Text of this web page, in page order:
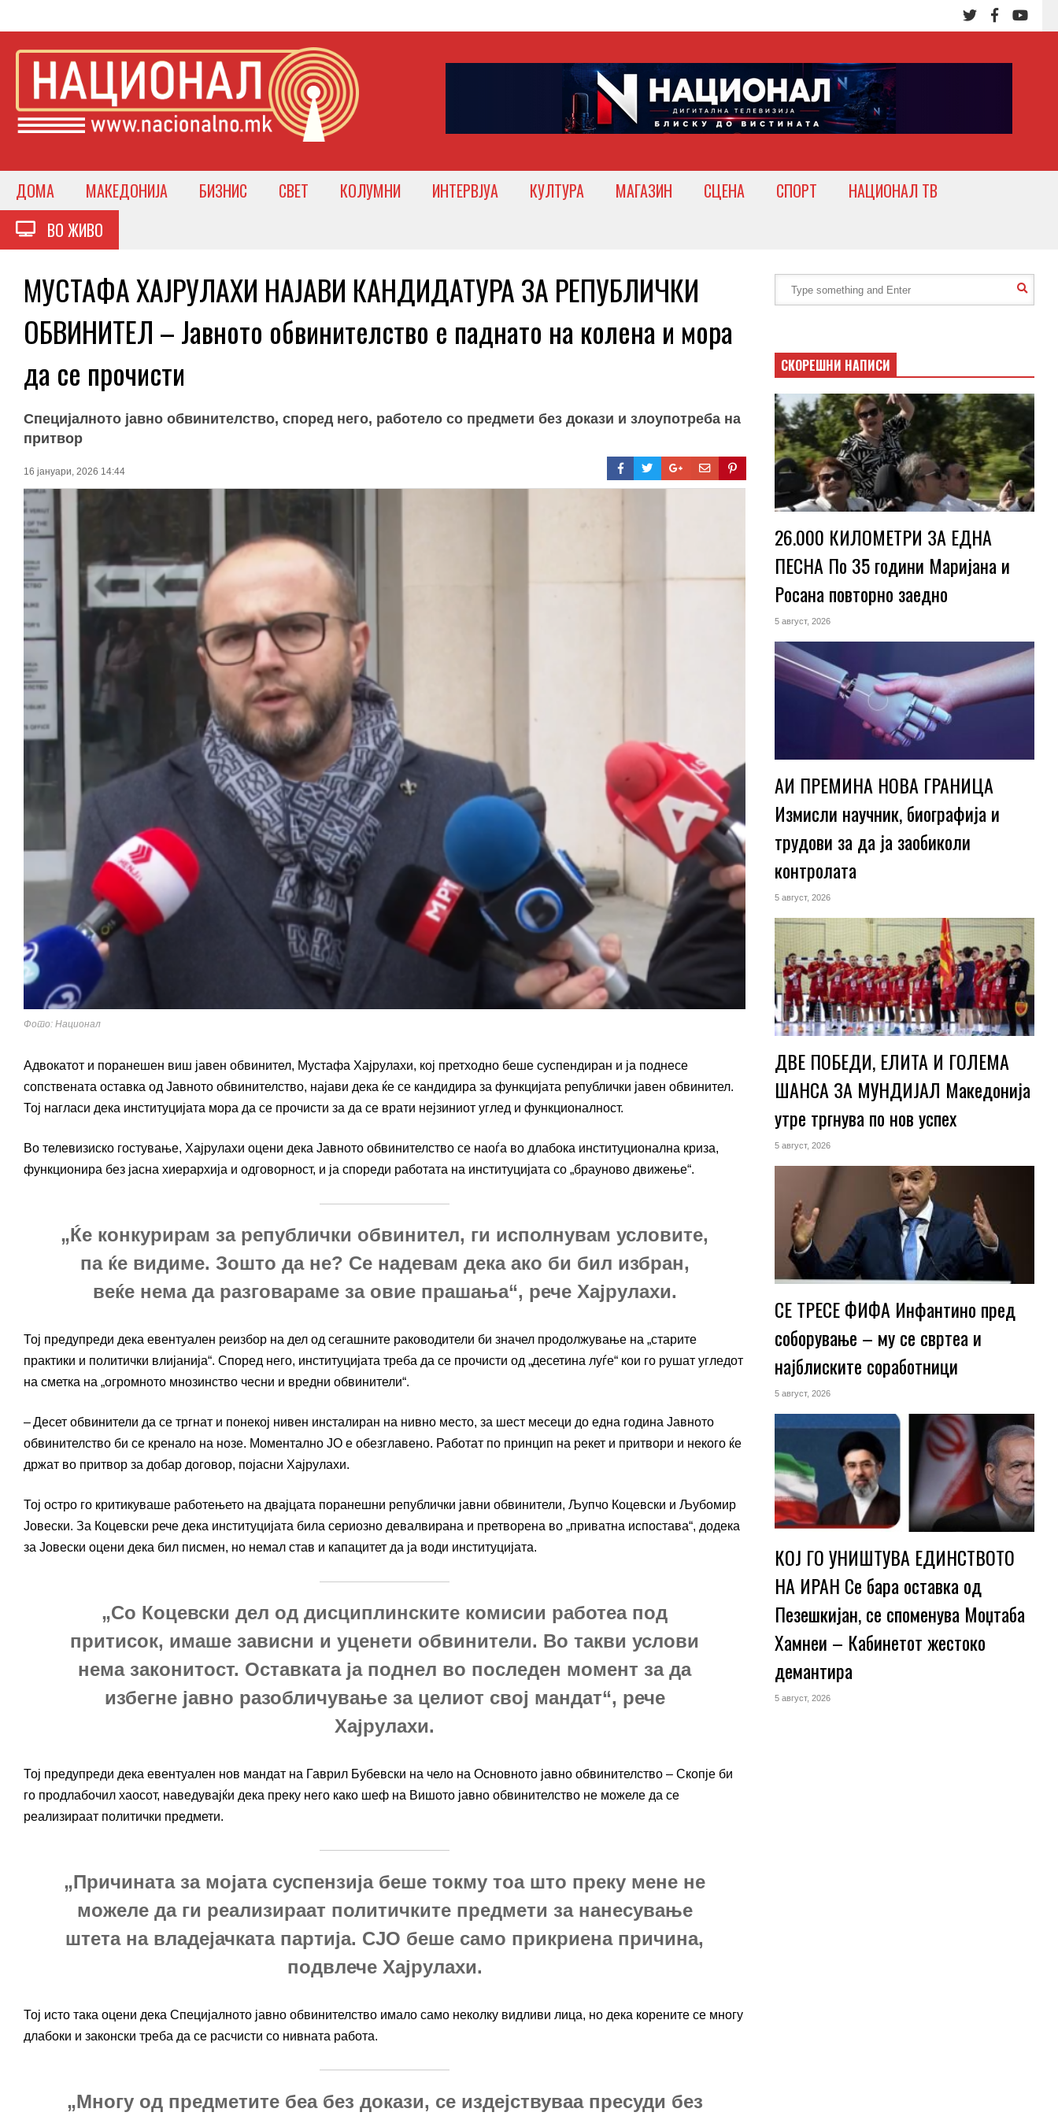
ДОМА МАКЕДОНИЈА БИЗНИС СВЕТ КОЛУМНИ ИНТЕРВЈУА КУЛТУРА МАГАЗИН СЦЕНА СПОРТ
НАЦИОНАЛ ТВ
ВО ЖИВО
МУСТАФА ХАЈРУЛАХИ НАЈАВИ КАНДИДАТУРА ЗА РЕПУБЛИЧКИ
ОБВИНИТЕЛ – Јавното обвинителство е паднато на колена и мора
да се прочисти
Специјалното јавно обвинителство, според него, работело со предмети без докази и злоупотреба на
притвор
16 јануари, 2026 14:44
Фото: Национал
Адвокатот и поранешен виш јавен обвинител, Мустафа Хајрулахи, кој претходно беше суспендиран и ја поднесе
сопствената оставка од Јавното обвинителство, најави дека ќе се кандидира за функцијата републички јавен обвинител.
Тој нагласи дека институцијата мора да се прочисти за да се врати нејзиниот углед и функционалност.
Во телевизиско гостување, Хајрулахи оцени дека Јавното обвинителство се наоѓа во длабока институционална криза,
функционира без јасна хиерархија и одговорност, и ја спореди работата на институцијата со „брауново движење“.
„Ќе конкурирам за републички обвинител, ги исполнувам условите,
па ќе видиме. Зошто да не? Се надевам дека ако би бил избран,
веќе нема да разговараме за овие прашања“, рече Хајрулахи.
Тој предупреди дека евентуален реизбор на дел од сегашните раководители би значел продолжување на „старите
практики и политички влијанија“. Според него, институцијата треба да се прочисти од „десетина луѓе“ кои го рушат угледот
на сметка на „огромното мнозинство чесни и вредни обвинители“.
– Десет обвинители да се тргнат и понекој нивен инсталиран на нивно место, за шест месеци до една година Јавното
обвинителство би се кренало на нозе. Моментално ЈО е обезглавено. Работат по принцип на рекет и притвори и некого ќе
држат во притвор за добар договор, појасни Хајрулахи.
Тој остро го критикуваше работењето на двајцата поранешни републички јавни обвинители, Љупчо Коцевски и Љубомир
Јовески. За Коцевски рече дека институцијата била сериозно девалвирана и претворена во „приватна испостава“, додека
за Јовески оцени дека бил писмен, но немал став и капацитет да ја води институцијата.
„Со Коцевски дел од дисциплинските комисии работеа под
притисок, имаше зависни и уценети обвинители. Во такви услови
нема законитост. Оставката ја поднел во последен момент за да
избегне јавно разобличување за целиот свој мандат“, рече
Хајрулахи.
Тој предупреди дека евентуален нов мандат на Гаврил Бубевски на чело на Основното јавно обвинителство – Скопје би
го продлабочил хаосот, наведувајќи дека преку него како шеф на Вишото јавно обвинителство не можеле да се
реализираат политички предмети.
„Причината за мојата суспензија беше токму тоа што преку мене не
можеле да ги реализираат политичките предмети за нанесување
штета на владејачката партија. СЈО беше само прикриена причина,
подвлече Хајрулахи.
Тој исто така оцени дека Специјалното јавно обвинителство имало само неколку видливи лица, но дека корените се многу
длабоки и законски треба да се расчисти со нивната работа.
„Многу од предметите беа без докази, се издејствуваа пресуди без
СКОРЕШНИ НАПИСИ
26.000 КИЛОМЕТРИ ЗА ЕДНА
ПЕСНА По 35 години Маријана и
Росана повторно заедно
5 август, 2026
АИ ПРЕМИНА НОВА ГРАНИЦА
Измисли научник, биографија и
трудови за да ја заобиколи
контролата
5 август, 2026
ДВЕ ПОБЕДИ, ЕЛИТА И ГОЛЕМА
ШАНСА ЗА МУНДИЈАЛ Македонија
утре тргнува по нов успех
5 август, 2026
СЕ ТРЕСЕ ФИФА Инфантино пред
соборување – му се свртеа и
најблиските соработници
5 август, 2026
КОЈ ГО УНИШТУВА ЕДИНСТВОТО
НА ИРАН Се бара оставка од
Пезешкијан, се споменува Моџтаба
Хамнеи – Кабинетот жестоко
демантира
5 август, 2026